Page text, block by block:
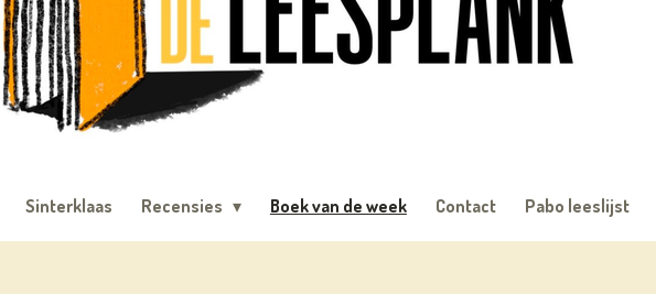
Sinterklaas Recensies Boek van de week Contact Pabo leeslijst